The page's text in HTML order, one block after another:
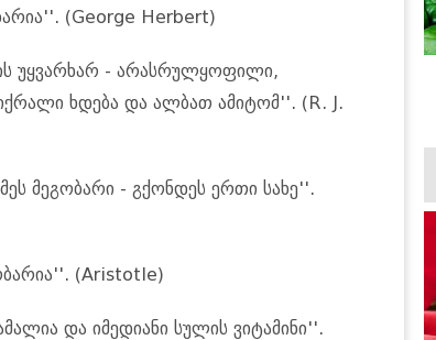
(George Herbert)
უყვარხარ - არასრულყოფილი,
ხდება და ალბათ ამიტომ''. (R. J.
მეგობარი - გქონდეს ერთი სახე''.
(Aristotle)
და იმედიანი სულის ვიტამინი''.